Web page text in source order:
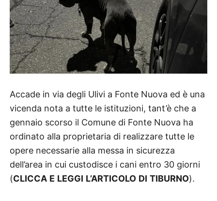
Accade in via degli Ulivi a Fonte Nuova ed è una
vicenda nota a tutte le istituzioni, tant’è che a
gennaio scorso il Comune di Fonte Nuova ha
ordinato alla proprietaria di realizzare tutte le
opere necessarie alla messa in sicurezza
dell’area in cui custodisce i cani entro 30 giorni
(CLICCA E LEGGI L’ARTICOLO DI TIBURNO).